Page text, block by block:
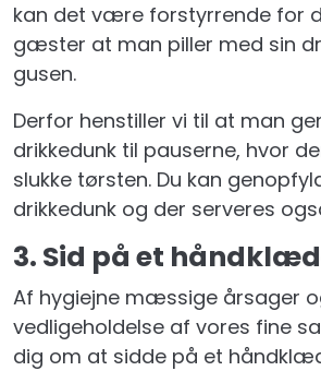
kan det være forstyrrende for
gæster at man piller med sin
gusen.
Derfor henstiller vi til at man
drikkedunk til pauserne, hvor
slukke tørsten. Du kan
drikkedunk og der serveres
3. Sid på et
Af hygiejne mæssige årsager
vedligeholdelse af vores fine
dig om at sidde på et